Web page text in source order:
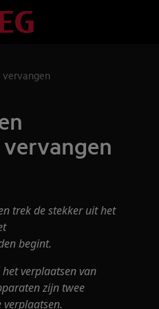
trek de stekker uit het
begint.
verplaatsen van
zijn twee